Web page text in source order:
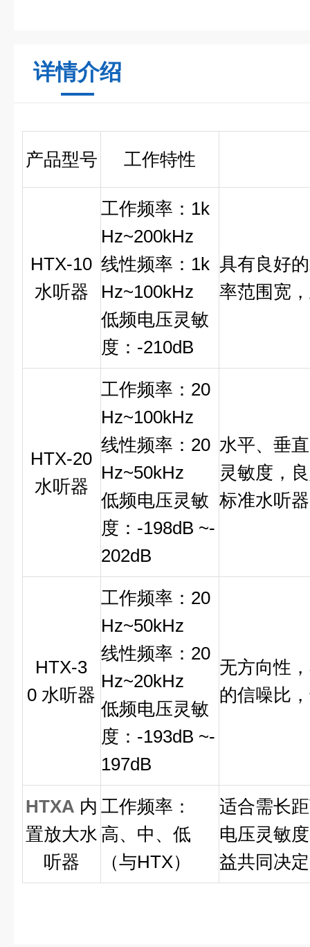
详情介绍
产品型号 工作特性
HTX-10
水听器
工作频率： 1k
Hz~200kHz
线性频率： 1k
Hz~100kHz
低频电压灵敏
度： -210dB
具有良好
率范围宽
HTX-20
水听器
工作频率： 20
Hz~100kHz
线性频率： 20
Hz~50kHz
低频电压灵敏
度： -198dB ~-
202dB
水平、垂
灵敏度，
标准水听
HTX-3
0水听器
工作频率： 20
Hz~50kHz
线性频率： 20
Hz~20kHz
低频电压灵敏
度： -193dB ~-
197dB
无方向性
的信噪比
HTXA 内
置放大水
听器
工作频率：
高、中、低
（与HTX）
适合需长
电压灵敏
益共同决